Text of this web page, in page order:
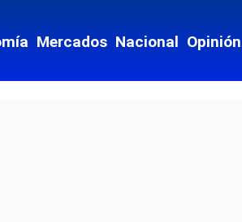
Mercados Nacional Opinión